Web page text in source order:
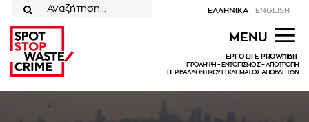
Μετάβαση
περιεχόμενο
ΕΛΛΗΝΙΚΑ ENGLISH
MENU
ΕΡΓΟ LIFE PROWhIBIT
ΠΡΟΛΗΨΗ – ΕΝΤΟΠΙΣΜΟΣ – ΑΠΟΤΡΟΠΗ
ΠΕΡΙΒΑΛΛΟΝΤΙΚΟΥ ΕΓΚΛΗΜΑΤΟΣ ΑΠΟΒΛΗΤΩΝ